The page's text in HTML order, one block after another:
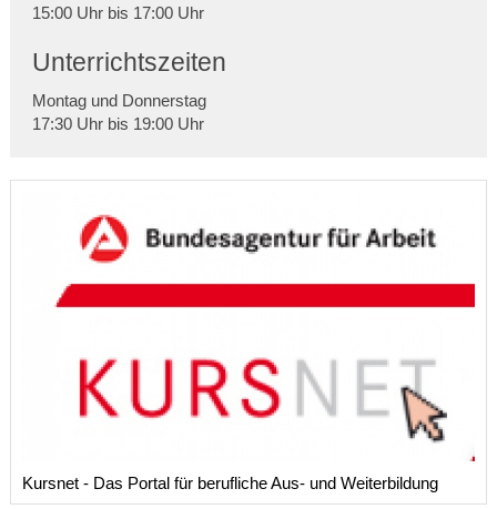
15:00 Uhr bis 17:00 Uhr
Unterrichtszeiten
Montag und Donnerstag
17:30 Uhr bis 19:00 Uhr
Kursnet - Das Portal für berufliche Aus- und Weiterbildung